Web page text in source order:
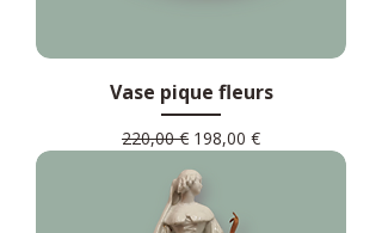
Vase pique fleurs
Prix original
220,00 € Prix promotionnel
198,00 €